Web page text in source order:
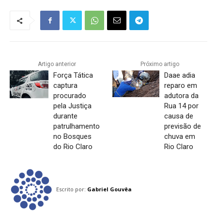
Artigo anterior
Força Tática
captura
procurado
pela Justiça
durante
patrulhamento
no Bosques
do Rio Claro
Próximo artigo
Daae adia
reparo em
adutora da
Rua 14 por
causa de
previsão de
chuva em
Rio Claro
Escrito por: Gabriel Gouvêa